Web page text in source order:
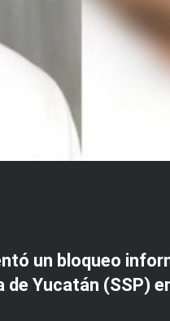
un bloqueo
Yucatán (SSP)